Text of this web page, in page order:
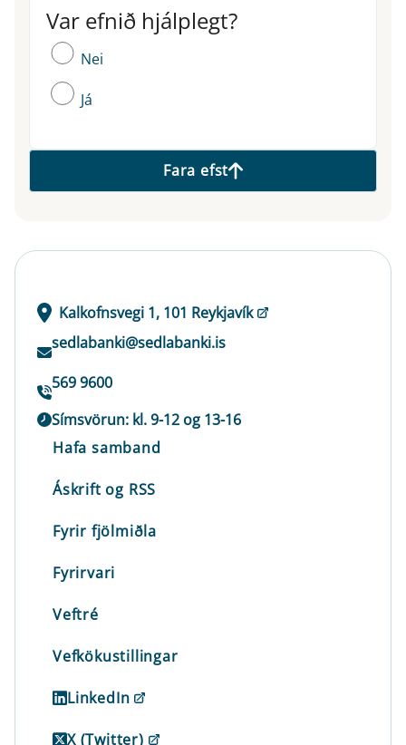
Var efnið hjálplegt?
Var efnið hjálplegt?
Nei
Já
Fara efst
Kalkofnsvegi 1, 101 Reykjavík
sedlabanki@sedlabanki.is
569 9600
Símsvörun: kl. 9-12 og 13-16
Hafa samband
Áskrift og RSS
Fyrir fjölmiðla
Fyrirvari
Veftré
Vefkökustillingar
LinkedIn
X (Twitter)